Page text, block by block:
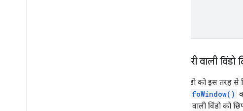
जानकारी वाली विंडो
सूचना विंडो को इस तरह
showInfoWindow()
जानकारी वाली विंडो को